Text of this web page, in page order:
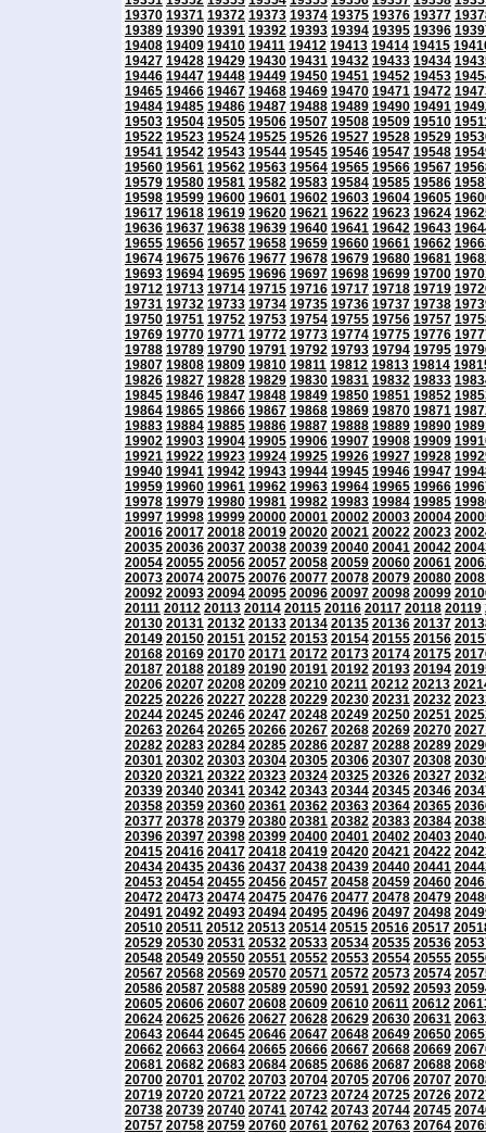
19370 19371 19372 19373 19374 19375 19376 19377
19389 19390 19391 19392 19393 19394 19395 19396
19408 19409 19410 19411 19412 19413 19414 19415
19427 19428 19429 19430 19431 19432 19433 19434
19446 19447 19448 19449 19450 19451 19452 19453
19465 19466 19467 19468 19469 19470 19471 19472
19484 19485 19486 19487 19488 19489 19490 19491
19503 19504 19505 19506 19507 19508 19509 19510
19522 19523 19524 19525 19526 19527 19528 19529
19541 19542 19543 19544 19545 19546 19547 19548
19560 19561 19562 19563 19564 19565 19566 19567
19579 19580 19581 19582 19583 19584 19585 19586
19598 19599 19600 19601 19602 19603 19604 19605
19617 19618 19619 19620 19621 19622 19623 19624
19636 19637 19638 19639 19640 19641 19642 19643
19655 19656 19657 19658 19659 19660 19661 19662
19674 19675 19676 19677 19678 19679 19680 19681
19693 19694 19695 19696 19697 19698 19699 19700
19712 19713 19714 19715 19716 19717 19718 19719
19731 19732 19733 19734 19735 19736 19737 19738
19750 19751 19752 19753 19754 19755 19756 19757
19769 19770 19771 19772 19773 19774 19775 19776
19788 19789 19790 19791 19792 19793 19794 19795
19807 19808 19809 19810 19811 19812 19813 19814
19826 19827 19828 19829 19830 19831 19832 19833
19845 19846 19847 19848 19849 19850 19851 19852
19864 19865 19866 19867 19868 19869 19870 19871
19883 19884 19885 19886 19887 19888 19889 19890
19902 19903 19904 19905 19906 19907 19908 19909
19921 19922 19923 19924 19925 19926 19927 19928
19940 19941 19942 19943 19944 19945 19946 19947
19959 19960 19961 19962 19963 19964 19965 19966
19978 19979 19980 19981 19982 19983 19984 19985
19997 19998 19999 20000 20001 20002 20003 20004
20016 20017 20018 20019 20020 20021 20022 20023
20035 20036 20037 20038 20039 20040 20041 20042
20054 20055 20056 20057 20058 20059 20060 20061
20073 20074 20075 20076 20077 20078 20079 20080
20092 20093 20094 20095 20096 20097 20098 20099
20111 20112 20113 20114 20115 20116 20117 20118 20119
20130 20131 20132 20133 20134 20135 20136 20137
20149 20150 20151 20152 20153 20154 20155 20156
20168 20169 20170 20171 20172 20173 20174 20175
20187 20188 20189 20190 20191 20192 20193 20194
20206 20207 20208 20209 20210 20211 20212 20213
20225 20226 20227 20228 20229 20230 20231 20232
20244 20245 20246 20247 20248 20249 20250 20251
20263 20264 20265 20266 20267 20268 20269 20270
20282 20283 20284 20285 20286 20287 20288 20289
20301 20302 20303 20304 20305 20306 20307 20308
20320 20321 20322 20323 20324 20325 20326 20327
20339 20340 20341 20342 20343 20344 20345 20346
20358 20359 20360 20361 20362 20363 20364 20365
20377 20378 20379 20380 20381 20382 20383 20384
20396 20397 20398 20399 20400 20401 20402 20403
20415 20416 20417 20418 20419 20420 20421 20422
20434 20435 20436 20437 20438 20439 20440 20441
20453 20454 20455 20456 20457 20458 20459 20460
20472 20473 20474 20475 20476 20477 20478 20479
20491 20492 20493 20494 20495 20496 20497 20498
20510 20511 20512 20513 20514 20515 20516 20517
20529 20530 20531 20532 20533 20534 20535 20536
20548 20549 20550 20551 20552 20553 20554 20555
20567 20568 20569 20570 20571 20572 20573 20574
20586 20587 20588 20589 20590 20591 20592 20593
20605 20606 20607 20608 20609 20610 20611 20612
20624 20625 20626 20627 20628 20629 20630 20631
20643 20644 20645 20646 20647 20648 20649 20650
20662 20663 20664 20665 20666 20667 20668 20669
20681 20682 20683 20684 20685 20686 20687 20688
20700 20701 20702 20703 20704 20705 20706 20707
20719 20720 20721 20722 20723 20724 20725 20726
20738 20739 20740 20741 20742 20743 20744 20745
20757 20758 20759 20760 20761 20762 20763 20764